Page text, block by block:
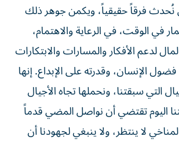
فرقاً حقيقياً، ويكمن جوهر ذلك
في الوقت، في الرعاية والاهتمام،
لدعم الأفكار والمسارات والابتكارات
الإنسان، وقدرته على الإبداع. إنها
التي سبقتنا، ونحملها تجاه الأجيال
اليوم تقتضي أن نواصل المضي قدماً
لا ينتظر، ولا ينبغي لجهودنا أن